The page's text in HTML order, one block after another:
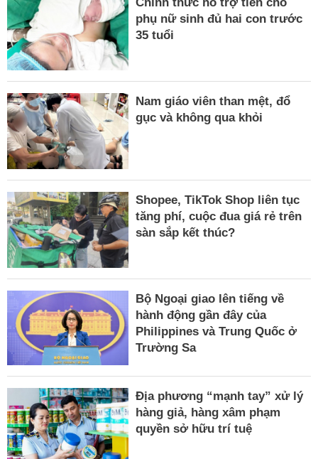
phụ nữ sinh đủ hai con trước
35 tuổi
Nam giáo viên than mệt, đổ
gục và không qua khỏi
Shopee, TikTok Shop liên tục
tăng phí, cuộc đua giá rẻ trên
sàn sắp kết thúc?
Bộ Ngoại giao lên tiếng về
hành động gần đây của
Philippines và Trung Quốc ở
Trường Sa
Địa phương “mạnh tay” xử lý
hàng giả, hàng xâm phạm
quyền sở hữu trí tuệ